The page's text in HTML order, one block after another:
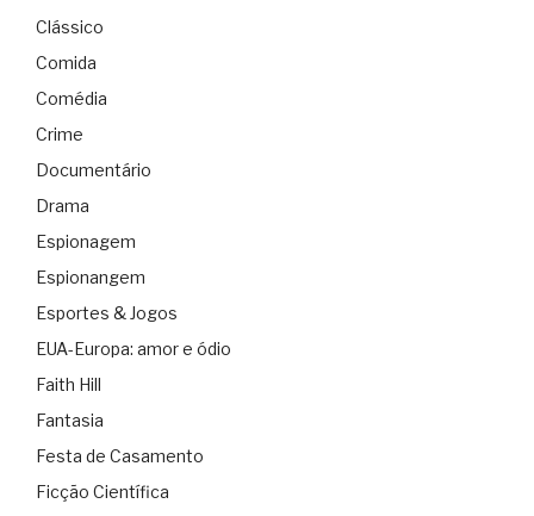
Clássico
Comida
Comédia
Crime
Documentário
Drama
Espionagem
Espionangem
Esportes & Jogos
EUA-Europa: amor e ódio
Faith Hill
Fantasia
Festa de Casamento
Ficção Científica